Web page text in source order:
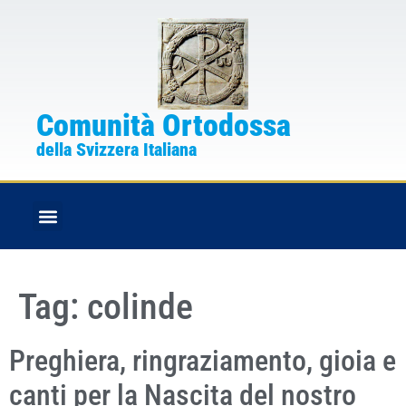
Comunità Ortodossa
della Svizzera Italiana
Tag: colinde
Preghiera, ringraziamento, gioia e
canti per la Nascita del nostro